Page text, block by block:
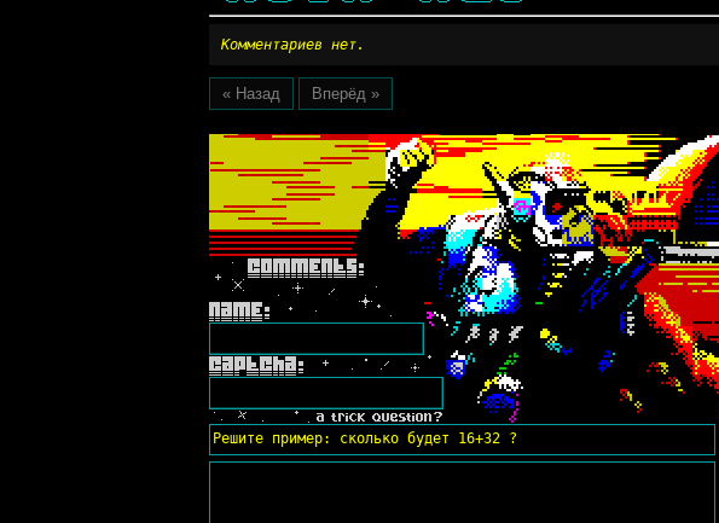
Комментариев нет.
« Назад Вперёд »
Решите пример: сколько будет 16+32 ?